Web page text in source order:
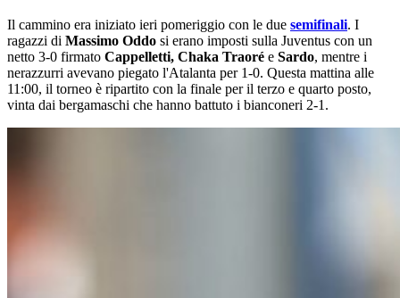
Il cammino era iniziato ieri pomeriggio con le due semifinali. I
ragazzi di Massimo Oddo si erano imposti sulla Juventus con un
netto 3-0 firmato Cappelletti, Chaka Traoré e Sardo, mentre i
nerazzurri avevano piegato l'Atalanta per 1-0. Questa mattina alle
11:00, il torneo è ripartito con la finale per il terzo e quarto posto,
vinta dai bergamaschi che hanno battuto i bianconeri 2-1.